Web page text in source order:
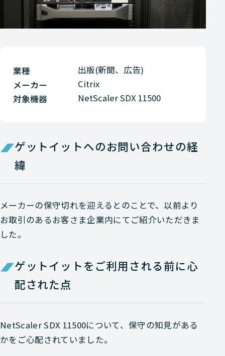
業種
出版(新聞、広告)
メーカー
Citrix
対象機器
NetScaler SDX 11500
ゲットイットへのお問い合わせの経
緯
メーカーの保守切れを迎えるとのことで、以前より
お取引のあるお客さま企業内にてご紹介いただきま
した。
ゲットイットをご利用される前に心
配された点
NetScaler SDX 11500について、保守の知見がある
かをご心配されていました。